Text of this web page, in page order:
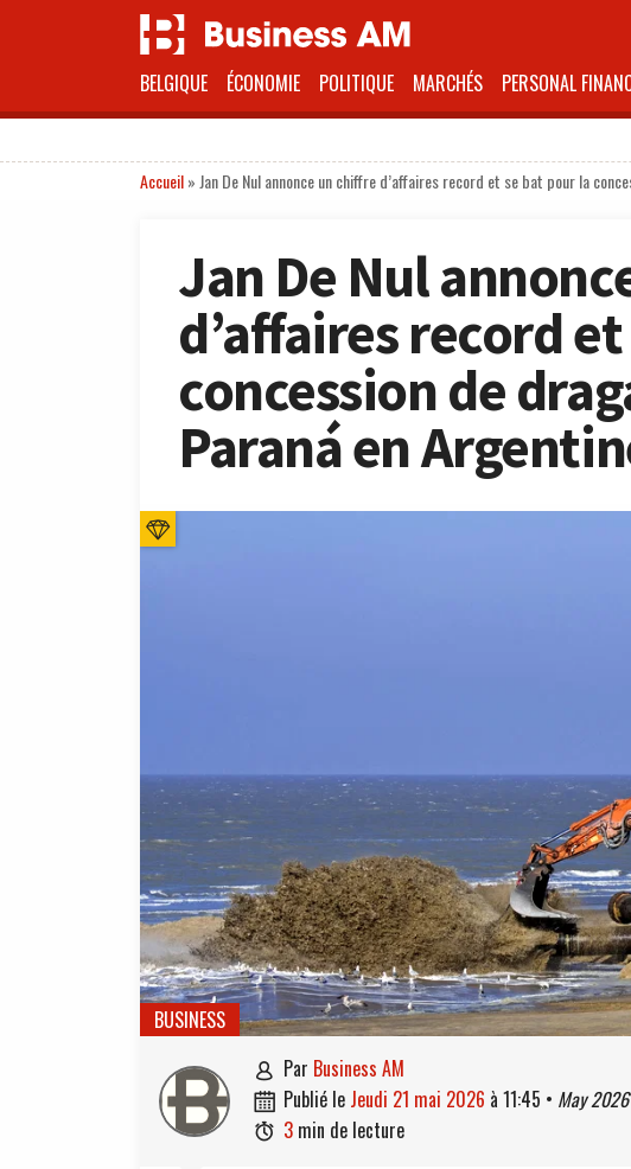
BELGIQUE ÉCONOMIE POLITIQUE MARCHÉS PERSONAL
Accueil» Jan De Nul annonce un chiffre d’affaires record et se bat pour la
Jan De Nul
d’affaires record
concession de
Paraná en
BUSINESS
 par Business AM
 publié le jeudi 21 mai 2026 à 11:45 • May 2026
 3 min de lecture